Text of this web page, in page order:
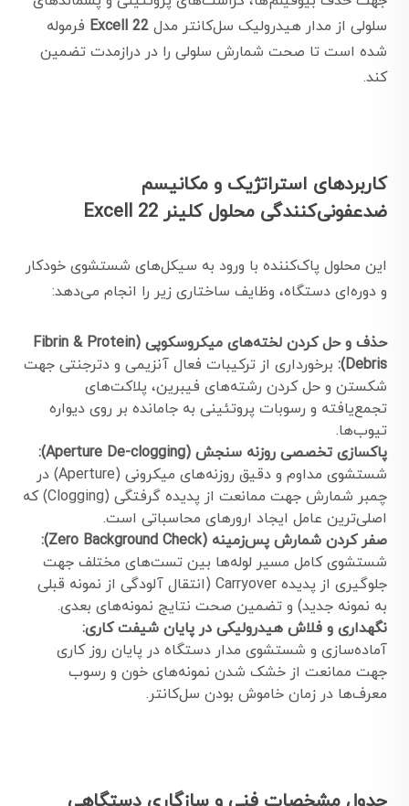
سلولی از مدار هیدرولیک سل‌کانتر مدل Excell 22 فرموله
شده است تا صحت شمارش سلولی را در درازمدت تضمین
کند.
کاربردهای استراتژیک و مکانیسم
ضدعفونی‌کنندگی محلول کلینر Excell 22
این محلول پاک‌کننده با ورود به سیکل‌های شستشوی خودکار
و دوره‌ای دستگاه، وظایف ساختاری زیر را انجام می‌دهد:
حذف و حل کردن لخته‌های میکروسکوپی (Fibrin & Protein
Debris):
برخورداری از ترکیبات فعال آنزیمی و دترجنتی جهت
شکستن و حل کردن رشته‌های فیبرین، پلاکت‌های
تجمع‌یافته و رسوبات پروتئینی به جامانده بر روی دیواره
تیوب‌ها.
پاکسازی تخصصی روزنه سنجش (Aperture De-clogging):
شستشوی مداوم و دقیق روزنه‌های میکرونی (Aperture) در
چمبر شمارش جهت ممانعت از پدیده گرفتگی (Clogging) که
اصلی‌ترین عامل ایجاد ارورهای محاسباتی است.
صفر کردن شمارش پس‌زمینه (Zero Background Check):
شستشوی کامل مسیر لوله‌ها بین تست‌های مختلف جهت
جلوگیری از پدیده Carryover (انتقال آلودگی از نمونه قبلی
به نمونه جدید) و تضمین صحت نتایج نمونه‌های بعدی.
نگهداری و فلاش هیدرولیکی در پایان شیفت کاری:
آماده‌سازی و شستشوی مدار دستگاه در پایان روز کاری
جهت ممانعت از خشک شدن نمونه‌های خون و رسوب
معرف‌ها در زمان خاموش بودن سل‌کانتر.